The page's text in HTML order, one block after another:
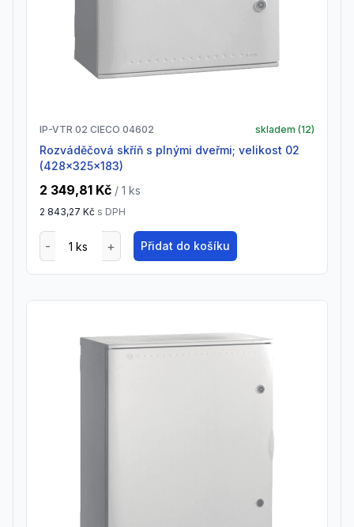
IP-VTR 02 CIECO 04602 skladem (12)
Rozváděčová skříň s plnými dveřmi; velikost 02
(428x325x183)
2 349,81 Kč / 1 ks
2 843,27 Kč s DPH
Přidat do košíku